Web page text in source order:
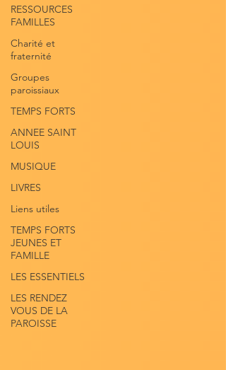
RESSOURCES
FAMILLES
Charité et
fraternité
Groupes
paroissiaux
TEMPS FORTS
ANNEE SAINT
LOUIS
MUSIQUE
LIVRES
Liens utiles
TEMPS FORTS
JEUNES ET
FAMILLE
LES ESSENTIELS
LES RENDEZ
VOUS DE LA
PAROISSE